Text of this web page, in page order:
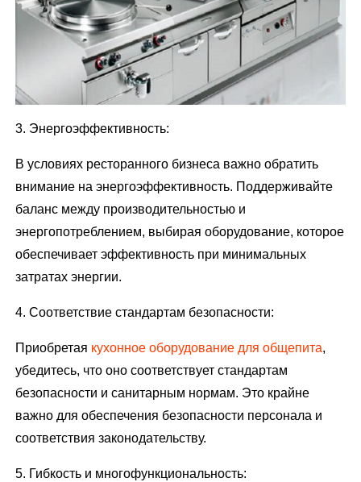
3. Энергоэффективность:
В условиях ресторанного бизнеса важно обратить
внимание на энергоэффективность. Поддерживайте
баланс между производительностью и
энергопотреблением, выбирая оборудование, которое
обеспечивает эффективность при минимальных
затратах энергии.
4. Соответствие стандартам безопасности:
Приобретая кухонное оборудование для общепита,
убедитесь, что оно соответствует стандартам
безопасности и санитарным нормам. Это крайне
важно для обеспечения безопасности персонала и
соответствия законодательству.
5. Гибкость и многофункциональность: